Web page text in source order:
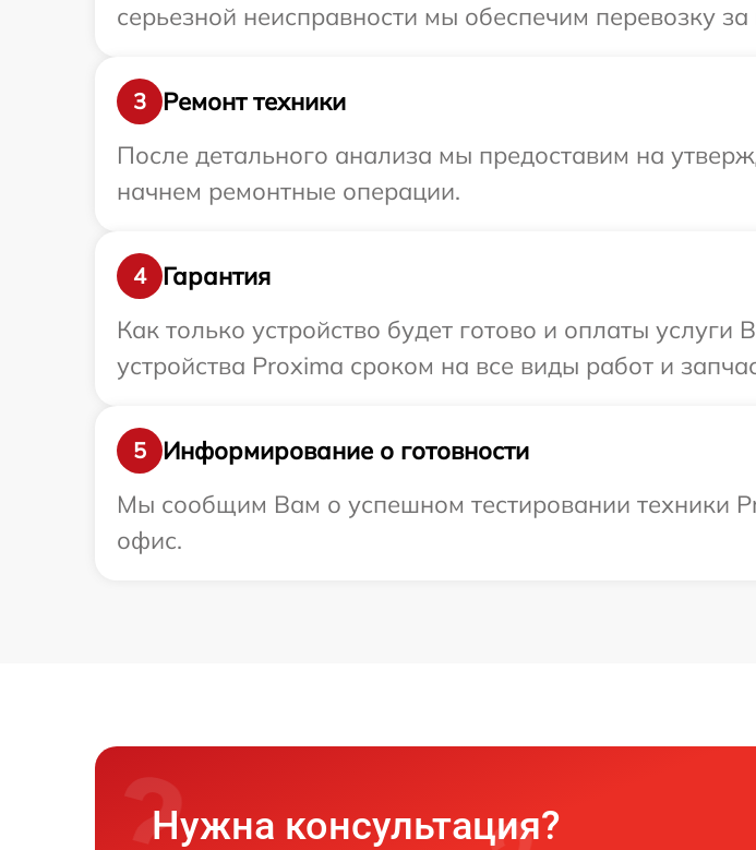
серьезной неисправности мы обеспечим перевозку
3
Ремонт техники
После детального анализа мы предоставим на
начнем ремонтные операции.
4
Гарантия
Как только устройство будет готово и оплаты
устройства Proxima сроком на все виды работ и
5
Информирование о готовности
Мы сообщим Вам о успешном тестировании техники
офис.
Нужна консультация?